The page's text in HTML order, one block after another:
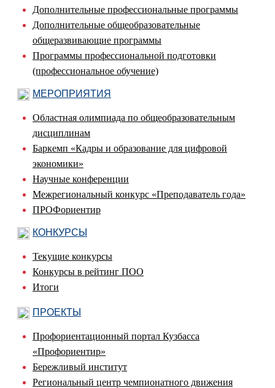
Дополнительные профессиональные программы
Дополнительные общеобразовательные
общеразвивающие программы
Программы профессиональной подготовки
(профессиональное обучение)
МЕРОПРИЯТИЯ
Областная олимпиада по общеобразовательным
дисциплинам
Баркемп «Кадры и образование для цифровой
экономики»
Научные конференции
Межрегиональный конкурс «Преподаватель года»
ПРОФориентир
КОНКУРСЫ
Текущие конкурсы
Конкурсы в рейтинг ПОО
Итоги
ПРОЕКТЫ
Профориентационный портал Кузбасса
«Профориентир»
Бережливый институт
Региональный центр чемпионатного движения